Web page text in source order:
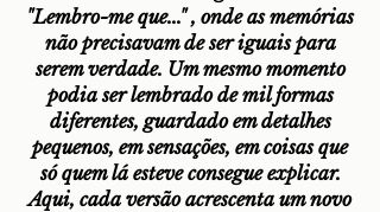
"Lembro-me que..." , onde as memórias
não precisavam de ser iguais para
serem verdade. Um mesmo momento
podia ser lembrado de mil formas
diferentes, guardado em detalhes
pequenos, em sensações, em coisas que
só quem lá esteve consegue explicar.
Aqui, cada versão acrescenta um novo